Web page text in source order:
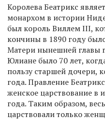
Королева Беатрикс
монархом в истории
был король Виллем III,
кончины в 1890 году
Матери нынешней главы
Юлиане было 70 лет,
пользу старшей дочери,
года. Правление
женское царствование в
года. Таким образом,
царствовали только